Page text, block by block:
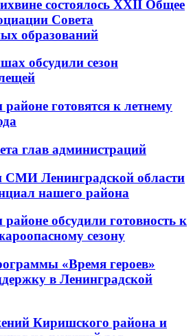
состоялось XXII Общее
Совета
образований
обсудили сезон
готовятся к летнему
глав администраций
СМИ Ленинградской области
нашего района
обсудили готовность к
сезону
«Время героев»
в Ленинградской
Киришского района и